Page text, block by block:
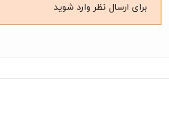
برای ارسال نظر وارد شوید